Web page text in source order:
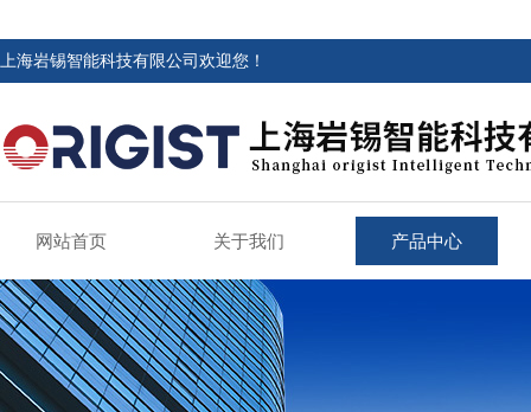
上海岩锡智能科技有限公司欢迎您！
网站首页 关于我们 产品中心